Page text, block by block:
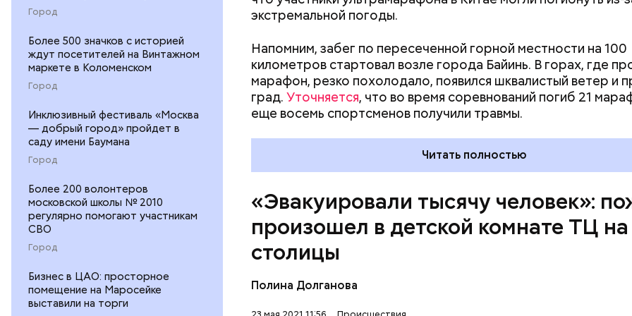
Город
Более 500 значков с историей
ждут посетителей на Винтажном
маркете в Коломенском
Город
Инклюзивный фестиваль «Москва
— добрый город» пройдет в
саду имени Баумана
Город
Более 200 волонтеров
московской школы № 2010
регулярно помогают участникам
СВО
Город
Бизнес в ЦАО: просторное
помещение на Маросейке
выставили на торги
экстремальной погоды.
Напомним, забег по пересеченной горной местности на 100
километров стартовал возле города Байинь. В горах, где
марафон, резко похолодало, появился шквалистый ветер и
град.Уточняется, что во время соревнований погиб 21
еще восемь спортсменов получили травмы.
Читать полностью
«Эвакуировали тысячу человек»:
произошел в детской комнате ТЦ
столицы
Полина Долганова